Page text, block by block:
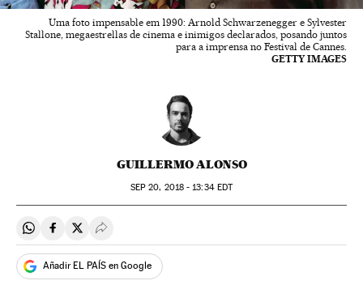
Uma foto impensable em 1990: Arnold Schwarzenegger e Sylvester
Stallone, megaestrellas de cinema e inimigos declarados, posando juntos
para a imprensa no Festival de Cannes.
GETTY IMAGES
GUILLERMO ALONSO
SEP 20, 2018 - 13:34EDT
Compartir en Whatsapp
Compartir en Facebook
Compartir en Twitter
Desplegar Redes Sociales
Añadir EL PAÍS en Google